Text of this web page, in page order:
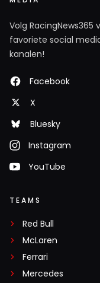
Volg RacingNews365
favoriete social
kanalen!
Facebook
X
Bluesky
Instagram
YouTube
TEAMS
Red Bull
McLaren
Ferrari
Mercedes